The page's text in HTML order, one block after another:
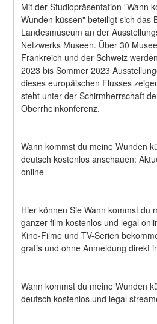
Mit der Studiopräsentation "Wann
Wunden küssen" beteiligt sich das
Landesmuseum an der
Netzwerks Museen. Über 30
Frankreich und der Schweiz
2023 bis Sommer 2023
dieses europäischen Flusses
steht unter der Schirmherrschaft
Oberrheinkonferenz.
Wann kommst du meine Wunden
deutsch kostenlos anschauen:
online
Hier können Sie Wann kommst du
ganzer film kostenlos und legal
Kino-Filme und TV-Serien
gratis und ohne Anmeldung direkt
Wann kommst du meine Wunden
deutsch kostenlos und legal